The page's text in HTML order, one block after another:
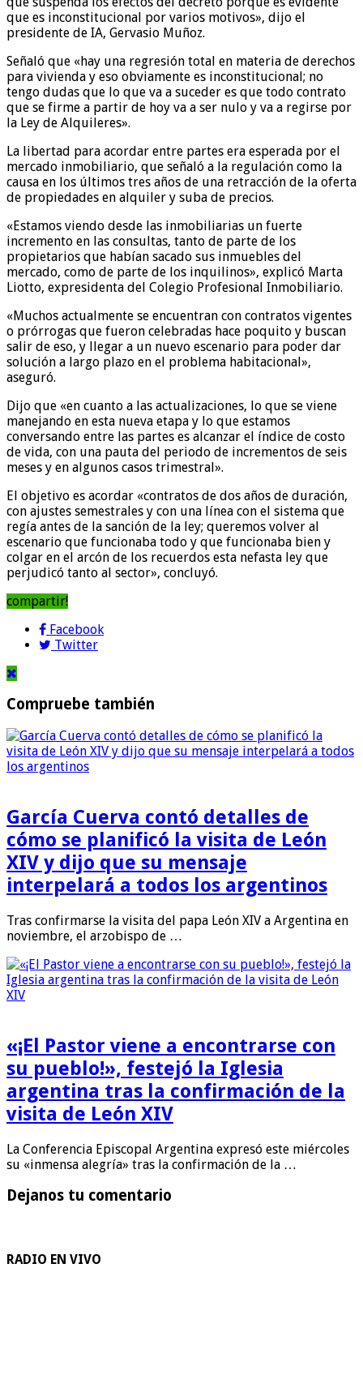
que es inconstitucional por varios motivos», dijo el
presidente de IA, Gervasio Muñoz.
Señaló que «hay una regresión total en materia de derechos
para vivienda y eso obviamente es inconstitucional; no
tengo dudas que lo que va a suceder es que todo contrato
que se firme a partir de hoy va a ser nulo y va a regirse por
la Ley de Alquileres».
La libertad para acordar entre partes era esperada por el
mercado inmobiliario, que señaló a la regulación como la
causa en los últimos tres años de una retracción de la oferta
de propiedades en alquiler y suba de precios.
«Estamos viendo desde las inmobiliarias un fuerte
incremento en las consultas, tanto de parte de los
propietarios que habían sacado sus inmuebles del
mercado, como de parte de los inquilinos», explicó Marta
Liotto, expresidenta del Colegio Profesional Inmobiliario.
«Muchos actualmente se encuentran con contratos vigentes
o prórrogas que fueron celebradas hace poquito y buscan
salir de eso, y llegar a un nuevo escenario para poder dar
solución a largo plazo en el problema habitacional»,
aseguró.
Dijo que «en cuanto a las actualizaciones, lo que se viene
manejando en esta nueva etapa y lo que estamos
conversando entre las partes es alcanzar el índice de costo
de vida, con una pauta del periodo de incrementos de seis
meses y en algunos casos trimestral».
El objetivo es acordar «contratos de dos años de duración,
con ajustes semestrales y con una línea con el sistema que
regía antes de la sanción de la ley; queremos volver al
escenario que funcionaba todo y que funcionaba bien y
colgar en el arcón de los recuerdos esta nefasta ley que
perjudicó tanto al sector», concluyó.
compartir!
Facebook
Twitter
Compruebe también
García Cuerva contó detalles de
cómo se planificó la visita de León
XIV y dijo que su mensaje
interpelará a todos los argentinos
Tras confirmarse la visita del papa León XIV a Argentina en
noviembre, el arzobispo de …
«¡El Pastor viene a encontrarse con
su pueblo!», festejó la Iglesia
argentina tras la confirmación de la
visita de León XIV
La Conferencia Episcopal Argentina expresó este miércoles
su «inmensa alegría» tras la confirmación de la …
Dejanos tu comentario
RADIO EN VIVO